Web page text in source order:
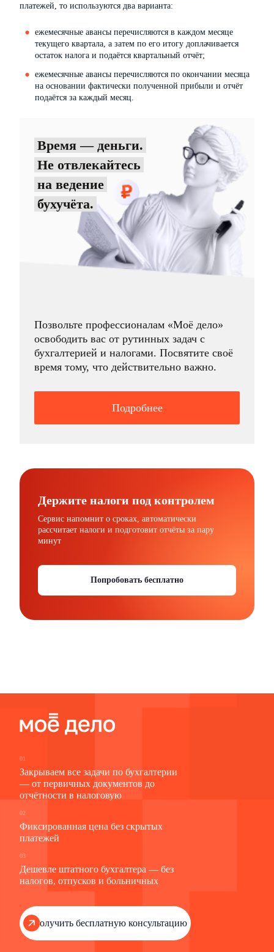
платежей, то используются два варианта:
ежемесячные авансы перечисляются в каждом месяце
текущего квартала, а затем по его итогу доплачивается
остаток налога и подаётся квартальный отчёт;
ежемесячные авансы перечисляются по окончании месяца
на основании фактически полученной прибыли и отчёт
подаётся за каждый месяц.
Время — деньги.
Не отвлекайтесь
на ведение
бухучёта.
Позвольте профессионалам «Моё дело»
освободить вас от рутинных задач с
бухгалтерией и налогами. Посвятите своё
время тому, что действительно важно.
Подробнее
Держите налоги под контролем
Сервис напомнит о сроках, автоматически
рассчитает налоги и подготовит отчёты за пару
минут
Попробовать бесплатно
01
Закрываем все задачи по бухгалтерии
— от первичных документов до
отчётности в налоговую
02
Фиксированная цена без скрытых
платежей
03
Дешевле штатного бухгалтера — без
налогов, отпусков и больничных
Получить бесплатную консультацию